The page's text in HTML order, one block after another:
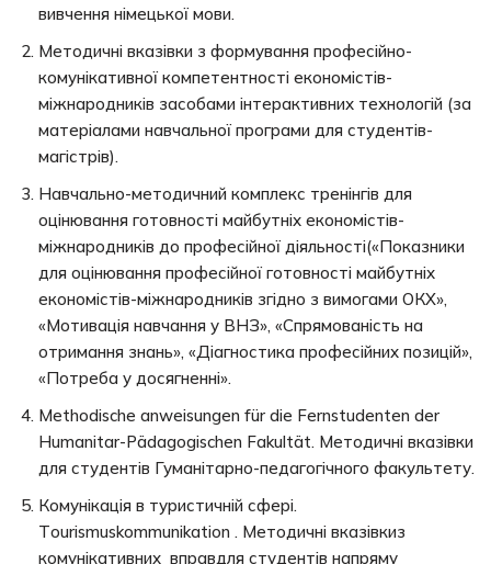
вивчення німецької мови.
Методичні вказівки з формування професійно-
комунікативної компетентності економістів-
міжнародників засобами інтерактивних технологій (за
матеріалами навчальної програми для студентів-
магістрів).
Навчально-методичний комплекс тренінгів для
оцінювання готовності майбутніх економістів-
міжнародників до професійної діяльності(«Показники
для оцінювання професійної готовності майбутніх
економістів-міжнародників згідно з вимогами ОКХ»,
«Мотивація навчання у ВНЗ», «Спрямованість на
отримання знань», «Діагностика професійних позицій»,
«Потреба у досягненні».
Methodische anweisungen für die Fernstudenten der
Humanitar-Pädagogischen Fakultät. Методичні вказівки
для студентів Гуманітарно-педагогічного факультету.
Комунікація в туристичній сфері.
Тourismuskommunikation . Методичні вказівкиз
комунікативних вправдля студентів напряму